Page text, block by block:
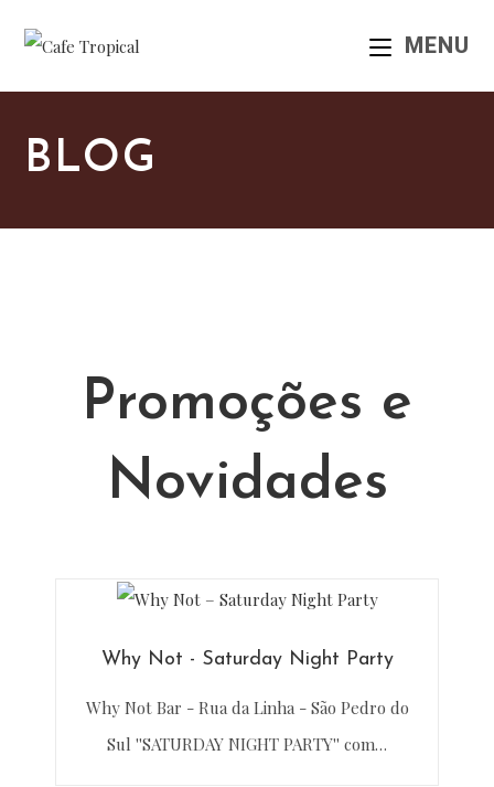
MENU
BLOG
Promoções e
Novidades
Why Not - Saturday Night Party
Why Not Bar - Rua da Linha - São Pedro do
Sul ''SATURDAY NIGHT PARTY'' com…